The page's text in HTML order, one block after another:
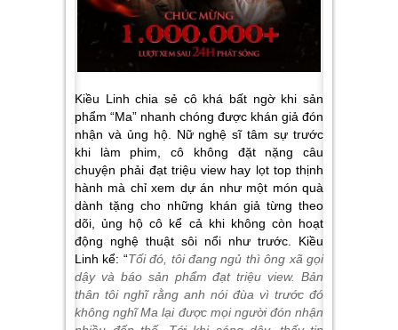
Kiều Linh chia sẻ cô khá bất ngờ khi sản
phẩm “Ma” nhanh chóng được khán giả đón
nhận và ủng hộ. Nữ nghệ sĩ tâm sự trước
khi làm phim, cô không đặt nặng câu
chuyện phải đạt triệu view hay lọt top thịnh
hành mà chỉ xem dự án như một món quà
dành tặng cho những khán giả từng theo
dõi, ủng hộ cô kể cả khi không còn hoạt
động nghệ thuật sôi nổi như trước. Kiều
Linh kể: “Tối đó, tôi đang ngủ thì ông xã gọi
dậy và báo sản phẩm đạt triệu view. Bản
thân tôi nghĩ rằng anh nói đùa vì trước đó
không nghĩ Ma lại được mọi người đón nhận